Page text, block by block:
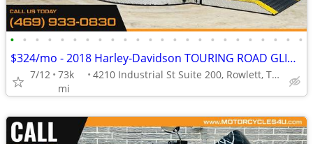
• • • • • • • • • • • • • • • • • • • • • • • •
$324/mo - 2018 Harley-Davidson TOURING ROAD GLIDE ULTRA FLTRU
7/12 73k
mi
4210 Industrial St Suite 200, Rowlett, TX 75088